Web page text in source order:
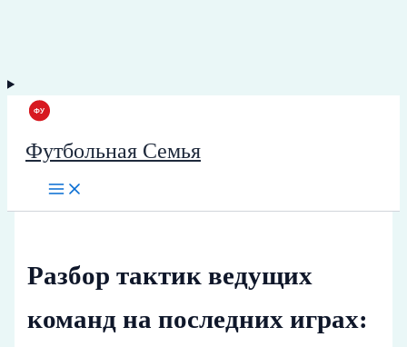
Футбольная Семья
Разбор тактик ведущих
команд на последних играх: